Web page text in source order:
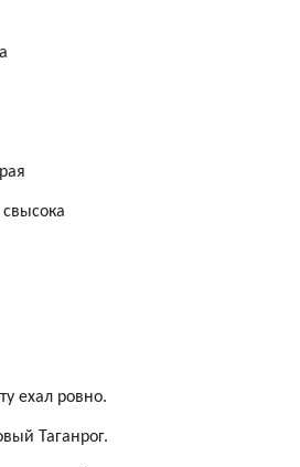
ехал ровно.
Таганрог.